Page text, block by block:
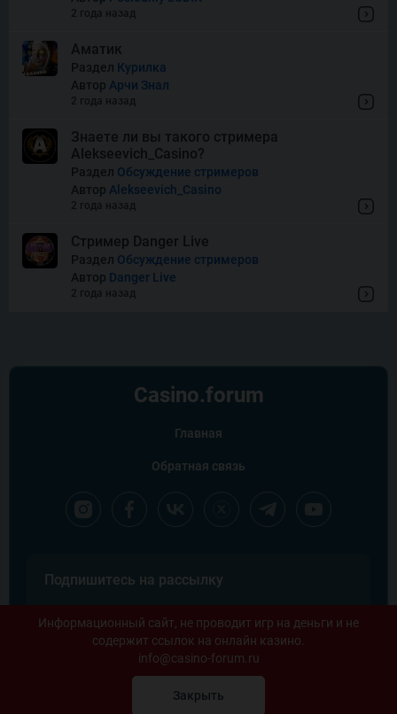
Thor of Asgard
Wishes
Информационный сайт, не проводит игр на деньги и не
содержит ссылок на онлайн казино.
info@casino-forum.ru
Закрыть
2 года назад
Аматик
Раздел Курилка
Автор Арчи Знал
2 года назад
Знаете ли вы такого стримера
Alekseevich_Casino?
Раздел Обсуждение стримеров
Автор Alekseevich_Casino
2 года назад
Стример Danger Live
Раздел Обсуждение стримеров
Автор Danger Live
2 года назад
Casino.forum
Главная
Обратная связь
Подпишитесь на рассылку
Copyright ©2026 Casino forum